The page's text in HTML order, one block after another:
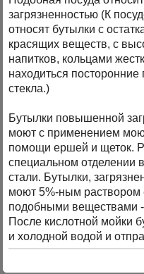
загрязненностью (К
относят бутылки с
красящих веществ, с
напитков, кольцами
находиться
стекла.)
Бутылки повышенной
моют с применением
помощи ершей и щеток.
специальном отделении
стали. Бутылки,
моют 5%-ным раствором
подобными веществами
После кислотной мойки
и холодной водой и